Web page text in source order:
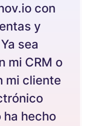
con
y
sea
mi CRM o
mi cliente
hecho